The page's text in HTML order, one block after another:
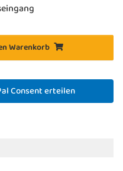
Warenkorb
Consent erteilen